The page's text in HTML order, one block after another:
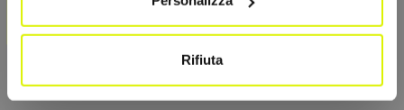
raccogliere informazioni sulla tua posizione
geografica, con un'approssimazione di qualche
Identificare il tuo dispositivo, scansionandolo
attivamente alla ricerca di caratteristiche specifiche
Rifiuta